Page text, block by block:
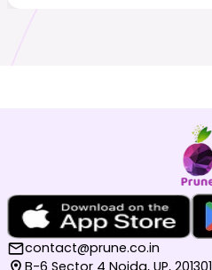
contact@prune.co.in